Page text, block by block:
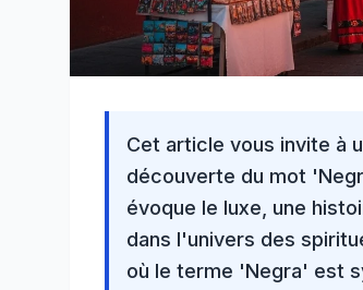
Cet article vous invite à
découverte du mot
évoque le luxe, une
dans l'univers des
où le terme 'Negra' est